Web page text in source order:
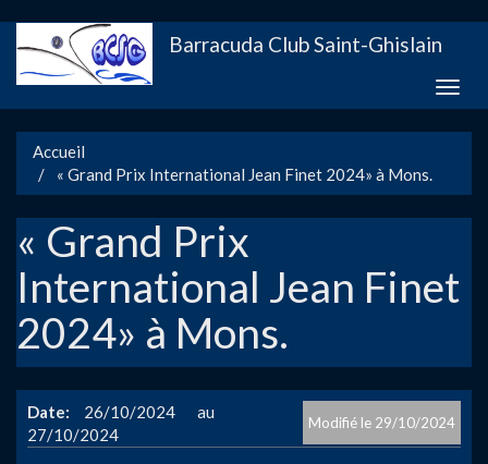
au
contenu
Barracuda Club Saint-Ghislain
Toggle
Accueil
« Grand Prix International Jean Finet 2024» à Mons.
« Grand Prix
International Jean Finet
2024» à Mons.
29/10/2024
Date
26/10/2024
27/10/2024